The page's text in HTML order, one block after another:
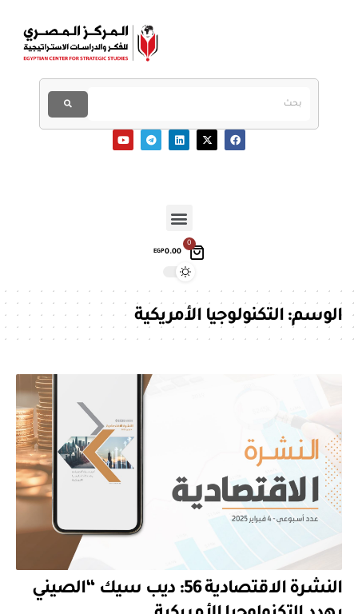
0
EGP0.00
الوسم:التكنولوجيا الأمريكية
النشرة الاقتصادية 56: ديب سيك “الصيني